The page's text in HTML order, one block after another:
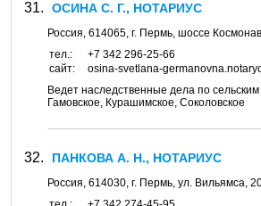
ОСИНА С. Г., НОТАРИУС
Россия, 614065, г. Пермь, шоссе
тел.:
+7 342 296-25-66
сайт:
osina-svetlana-
Ведет наследственные дела по
Гамовское, Курашимское, Соколовское
ПАНКОВА А. Н., НОТАРИУС
Россия, 614030, г. Пермь, ул. Вильямса,